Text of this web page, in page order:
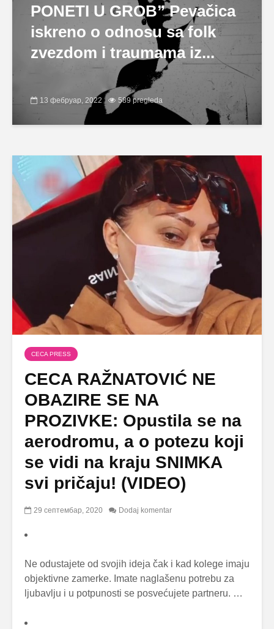
PONETI U GROB” Pevačica
iskreno o odnosu sa folk
zvezdom i traumama iz...
13 фебруар, 2022 589 pregleda
CECA PRESS
CECA RAŽNATOVIĆ NE
OBAZIRE SE NA
PROZIVKE: Opustila se na
aerodromu, a o potezu koji
se vidi na kraju SNIMKA
svi pričaju! (VIDEO)
29 септембар, 2020 Dodaj komentar
Ne odustajete od svojih ideja čak i kad kolege imaju
objektivne zamerke. Imate naglašenu potrebu za
ljubavlju i u potpunosti se posvećujete partneru. …